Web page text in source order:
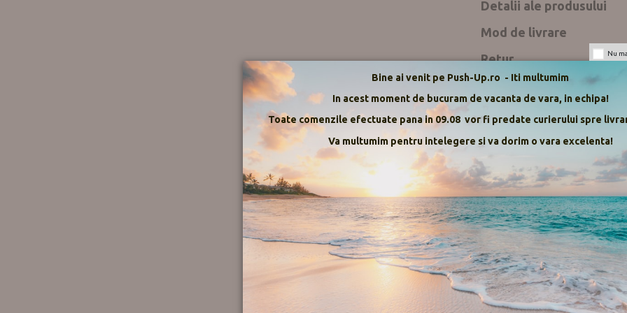
Detalii ale produsului
Mod de livrare
Retur
Push-up.ro
Recenzii
Dantela cu motive florale,
Usor de intretinut.
Bretele reglabile pe umar.
Chilot brazilian, talie normala.
Produs in China
Compozitie: 90% Polyester, 10%
Se livreaza in cutie draguta ,
Material
Livrarea produselor se face pe
Este posibila ridicarea
Push-up Distributie Srl si-a
Ciorapii si Articolele de lenjerie
In prezent, importam direct si
Nu sunt recenzii
Nu
Bine ai venit pe Push-Up.ro - Iti multumim
In acest moment de bucuram de vacanta de vara, in echipa!
Toate comenzile efectuate pana in 09.08 vor fi predate curierului spre
Va multumim pentru intelegere si va dorim o vara excelenta!